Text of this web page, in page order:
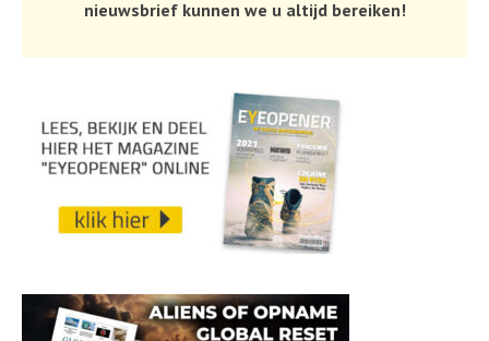
nieuwsbrief kunnen we u altijd bereiken!